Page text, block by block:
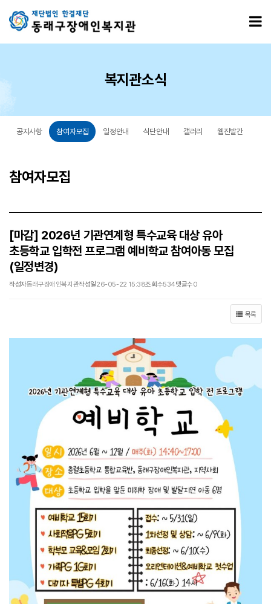
복지관소식
공지사항 참여자모집 일정안내 식단안내 갤러리 웹진발간
참여자모집
[마감] 2026년 기관연계형 특수교육 대상 유아
초등학교 입학전 프로그램 예비학교 참여아동 모집
(일정변경)
작성자동래구장애인복지관작성일26-05-22 15:38조회수534댓글수0
목록